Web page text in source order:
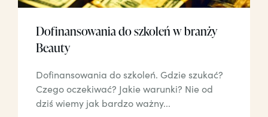
Dofinansowania do szkoleń w branży
Beauty
Dofinansowania do szkoleń. Gdzie szukać?
Czego oczekiwać? Jakie warunki? Nie od
dziś wiemy jak bardzo ważny...